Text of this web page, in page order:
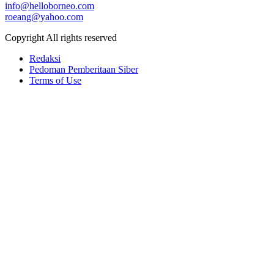
info@helloborneo.com
roeang@yahoo.com
Copyright All rights reserved
Redaksi
Pedoman Pemberitaan Siber
Terms of Use